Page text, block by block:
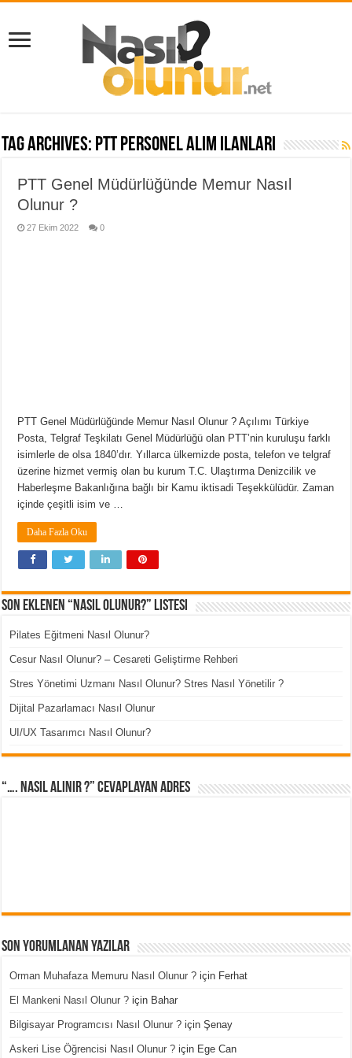
Tag Archives: ptt personel alım ilanları
PTT Genel Müdürlüğünde Memur Nasıl
Olunur ?
27 Ekim 2022 0
PTT Genel Müdürlüğünde Memur Nasıl Olunur ? Açılımı Türkiye
Posta, Telgraf Teşkilatı Genel Müdürlüğü olan PTT’nin kuruluşu farklı
isimlerle de olsa 1840’dır. Yıllarca ülkemizde posta, telefon ve telgraf
üzerine hizmet vermiş olan bu kurum T.C. Ulaştırma Denizcilik ve
Haberleşme Bakanlığına bağlı bir Kamu iktisadi Teşekkülüdür. Zaman
içinde çeşitli isim ve …
Daha Fazla Oku
Son Eklenen “Nasıl Olunur?” Listesi
Pilates Eğitmeni Nasıl Olunur?
Cesur Nasıl Olunur? – Cesareti Geliştirme Rehberi
Stres Yönetimi Uzmanı Nasıl Olunur? Stres Nasıl Yönetilir ?
Dijital Pazarlamacı Nasıl Olunur
UI/UX Tasarımcı Nasıl Olunur?
“…. Nasıl Alınır ?” cevaplayan adres
Son Yorumlanan Yazılar
Orman Muhafaza Memuru Nasıl Olunur ? için Ferhat
El Mankeni Nasıl Olunur ? için Bahar
Bilgisayar Programcısı Nasıl Olunur ? içinŞenay
Askeri Lise Öğrencisi Nasıl Olunur ? için Ege Can